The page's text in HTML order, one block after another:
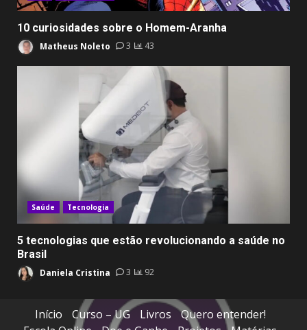
10 curiosidades sobre o Homem-Aranha
Matheus Noleto 3 43
Saúde Tecnologia
5 tecnologias que estão revolucionando a saúde no
Brasil
Daniela Cristina 3 92
Início Curso – UG Livros
Quero entender!